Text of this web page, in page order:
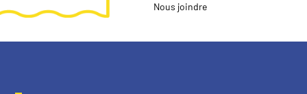
Nous joindre